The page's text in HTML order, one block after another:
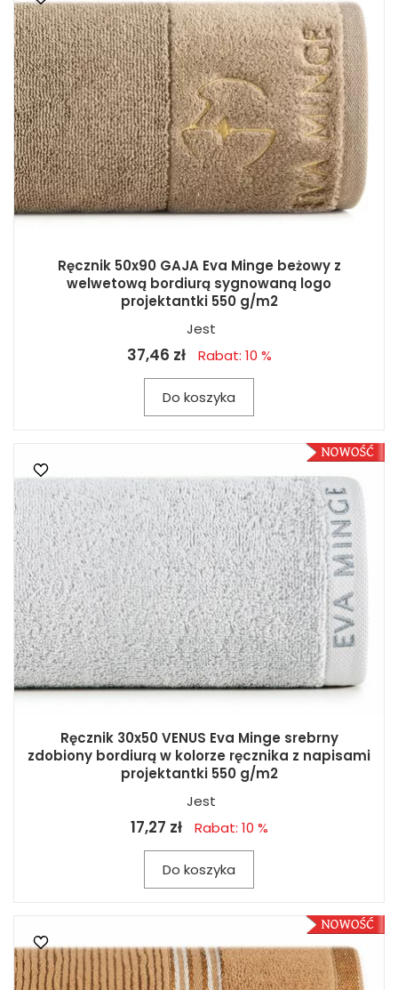
Ręcznik 50x90 GAJA Eva Minge beżowy z
welwetową bordiurą sygnowaną logo
projektantki 550 g/m2
Jest
37,46 zł Rabat: 10 %
Do koszyka
Ręcznik 30x50 VENUS Eva Minge srebrny
zdobiony bordiurą w kolorze ręcznika z napisami
projektantki 550 g/m2
Jest
17,27 zł Rabat: 10 %
Do koszyka